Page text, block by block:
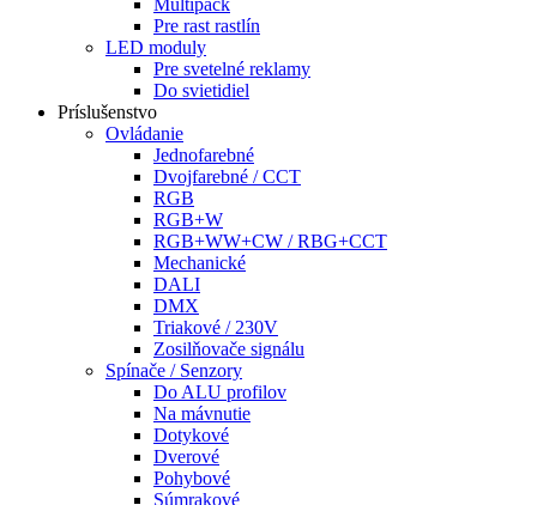
Multipack
Pre rast rastlín
LED moduly
Pre svetelné reklamy
Do svietidiel
Príslušenstvo
Ovládanie
Jednofarebné
Dvojfarebné / CCT
RGB
RGB+W
RGB+WW+CW / RBG+CCT
Mechanické
DALI
DMX
Triakové / 230V
Zosilňovače signálu
Spínače / Senzory
Do ALU profilov
Na mávnutie
Dotykové
Dverové
Pohybové
Súmrakové